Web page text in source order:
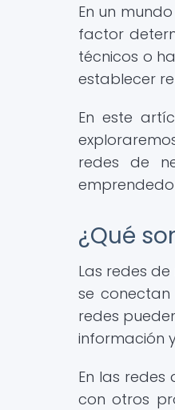
En un
factor
técnicos o
establecer
En este
redes de
¿Qué
Las redes
se
redes
información
En las
con otros